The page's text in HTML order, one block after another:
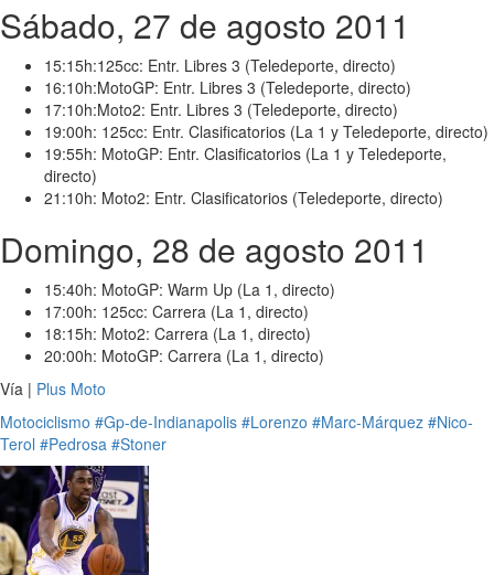
Sábado, 27 de agosto 2011
15:15h:125cc: Entr. Libres 3 (Teledeporte, directo)
16:10h:MotoGP: Entr. Libres 3 (Teledeporte, directo)
17:10h:Moto2: Entr. Libres 3 (Teledeporte, directo)
19:00h: 125cc: Entr. Clasificatorios (La 1 y Teledeporte, directo)
19:55h: MotoGP: Entr. Clasificatorios (La 1 y Teledeporte,
directo)
21:10h: Moto2: Entr. Clasificatorios (Teledeporte, directo)
Domingo, 28 de agosto 2011
15:40h: MotoGP: Warm Up (La 1, directo)
17:00h: 125cc: Carrera (La 1, directo)
18:15h: Moto2: Carrera (La 1, directo)
20:00h: MotoGP: Carrera (La 1, directo)
Vía | Plus Moto
Motociclismo #Gp-de-Indianapolis #Lorenzo #Marc-Márquez #Nico-
Terol #Pedrosa #Stoner